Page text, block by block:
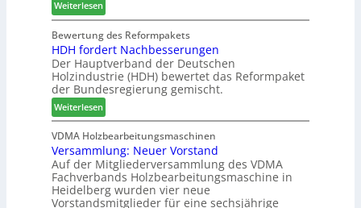
d
r
m
h
ö
n
e
r
a
u
r
a
u
m
-
S
o
r
t
i
m
e
Weiterlesen:
W
e
i
n
i
g
p
a
s
s
t
F
ü
Bewertung des Reformpakets
HDH fordert Nachbesserungen
Der Hauptverband der Deutschen
Holzindustrie (HDH) bewertet das Reformpaket
der Bundesregierung gemischt.
Weiterlesen:
H
D
H
f
o
r
VDMA Holzbearbeitungsmaschinen
Versammlung: Neuer Vorstand
Auf der Mitgliederversammlung des VDMA
Fachverbands Holzbearbeitungsmaschine in
Heidelberg wurden vier neue
Vorstandsmitglieder für eine sechsjährige